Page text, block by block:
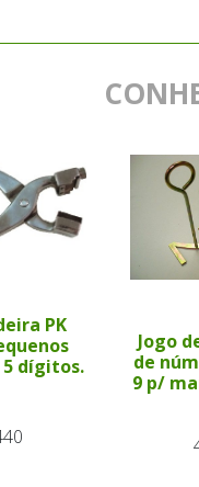
PK
dígitos.
Jogo
de
9 p/